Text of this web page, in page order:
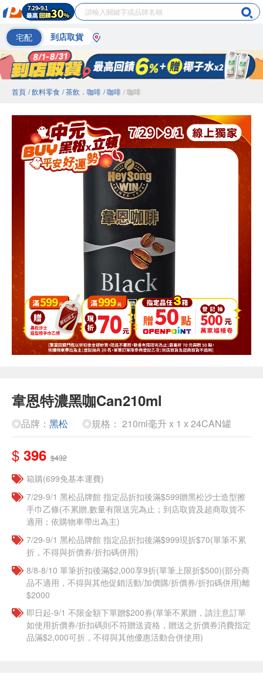
宅配 到店取貨
首頁 / 飲料零食 / 茶飲．咖啡 / 咖啡 / 咖啡
韋恩特濃黑咖Can210ml
◎品牌： 黑松 ◎規格： 210ml毫升 x 1 x 24CAN罐
$ 396 $432
箱購(699免基本運費)
7/29-9/1 黑松品牌館 指定品折扣後滿$599贈黑松沙士造型擦
手巾乙條(不累贈,數量有限送完為止；到店取貨及超商取貨不
適用；依購物車帶出為主)
7/29-9/1 黑松品牌館 指定品折扣後滿$999現折$70(單筆不累
折，不得與折價券/折扣碼併用)
8/8-8/10 單筆折扣後滿$2,000享9折(單筆上限折$500)(部分商
品不適用，不得與其他促銷活動/加價購/折價券/折扣碼併用)離
$2000
即日起-9/1 不限金額下單贈$200券(單筆不累贈，請注意訂單
如使用折價券/折扣碼則不符贈送資格，贈送之折價券消費指定
品滿$2,000可折，不得與其他優惠活動合併使用)